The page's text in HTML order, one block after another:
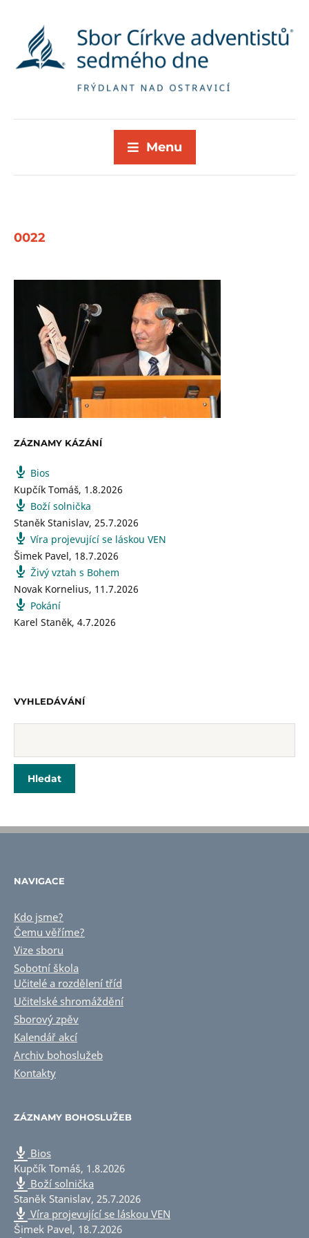
Menu
0022
ZÁZNAMY KÁZÁNÍ
Bios
Kupčík Tomáš, 1.8.2026
Boží solnička
Staněk Stanislav, 25.7.2026
Víra projevující se láskou VEN
Šimek Pavel, 18.7.2026
Živý vztah s Bohem
Novak Kornelius, 11.7.2026
Pokání
Karel Staněk, 4.7.2026
VYHLEDÁVÁNÍ
NAVIGACE
Kdo jsme?
Čemu věříme?
Vize sboru
Sobotní škola
Učitelé a rozdělení tříd
Učitelské shromáždění
Sborový zpěv
Kalendář akcí
Archiv bohoslužeb
Kontakty
ZÁZNAMY BOHOSLUŽEB
Bios
Kupčík Tomáš, 1.8.2026
Boží solnička
Staněk Stanislav, 25.7.2026
Víra projevující se láskou VEN
Šimek Pavel, 18.7.2026